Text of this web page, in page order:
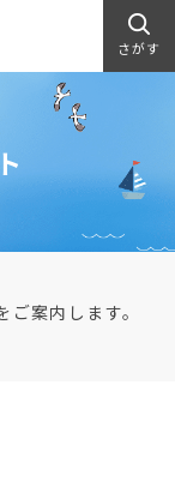
さがす
案内します。